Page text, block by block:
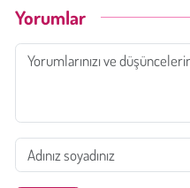
Yorumlar